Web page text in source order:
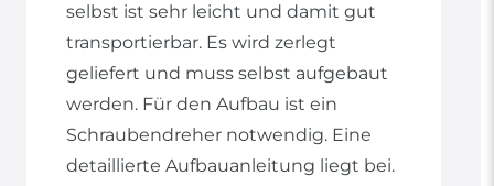
selbst ist sehr leicht und damit gut
transportierbar. Es wird zerlegt
geliefert und muss selbst aufgebaut
werden. Für den Aufbau ist ein
Schraubendreher notwendig. Eine
detaillierte Aufbauanleitung liegt bei.